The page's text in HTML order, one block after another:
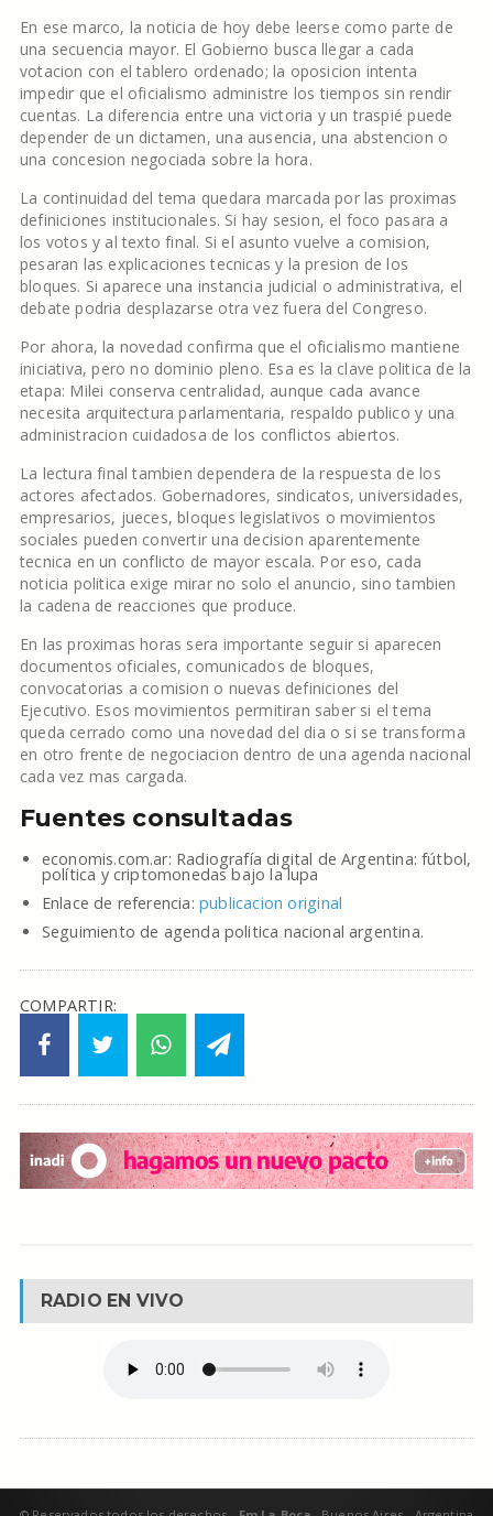
En ese marco, la noticia de hoy debe leerse como parte de
una secuencia mayor. El Gobierno busca llegar a cada
votacion con el tablero ordenado; la oposicion intenta
impedir que el oficialismo administre los tiempos sin rendir
cuentas. La diferencia entre una victoria y un traspié puede
depender de un dictamen, una ausencia, una abstencion o
una concesion negociada sobre la hora.
La continuidad del tema quedara marcada por las proximas
definiciones institucionales. Si hay sesion, el foco pasara a
los votos y al texto final. Si el asunto vuelve a comision,
pesaran las explicaciones tecnicas y la presion de los
bloques. Si aparece una instancia judicial o administrativa, el
debate podria desplazarse otra vez fuera del Congreso.
Por ahora, la novedad confirma que el oficialismo mantiene
iniciativa, pero no dominio pleno. Esa es la clave politica de la
etapa: Milei conserva centralidad, aunque cada avance
necesita arquitectura parlamentaria, respaldo publico y una
administracion cuidadosa de los conflictos abiertos.
La lectura final tambien dependera de la respuesta de los
actores afectados. Gobernadores, sindicatos, universidades,
empresarios, jueces, bloques legislativos o movimientos
sociales pueden convertir una decision aparentemente
tecnica en un conflicto de mayor escala. Por eso, cada
noticia politica exige mirar no solo el anuncio, sino tambien
la cadena de reacciones que produce.
En las proximas horas sera importante seguir si aparecen
documentos oficiales, comunicados de bloques,
convocatorias a comision o nuevas definiciones del
Ejecutivo. Esos movimientos permitiran saber si el tema
queda cerrado como una novedad del dia o si se transforma
en otro frente de negociacion dentro de una agenda nacional
cada vez mas cargada.
Fuentes consultadas
economis.com.ar: Radiografía digital de Argentina: fútbol,
política y criptomonedas bajo la lupa
Enlace de referencia: publicacion original
Seguimiento de agenda politica nacional argentina.
COMPARTIR:
RADIO EN VIVO